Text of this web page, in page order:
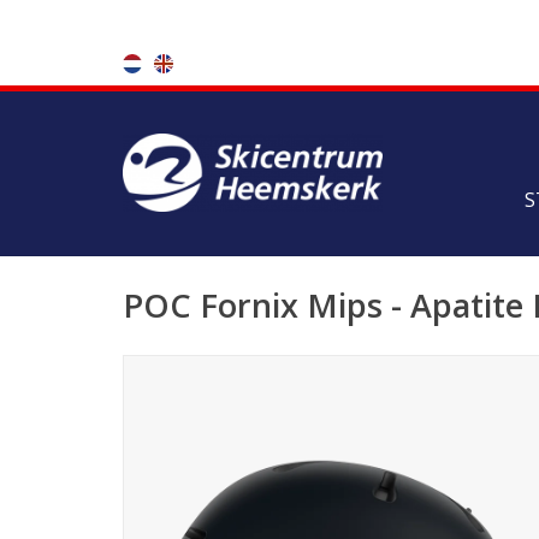
POC Fornix Mips -